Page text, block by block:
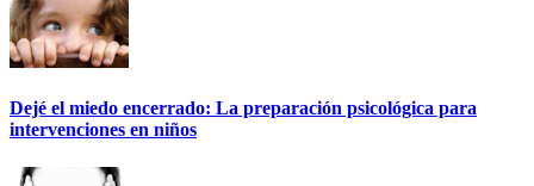
Dejé el miedo encerrado: La preparación psicológica para
intervenciones en niños